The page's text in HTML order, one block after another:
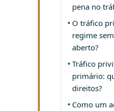
pena no
O tráfico
regime
aberto?
Tráfico
primário:
direitos?
Como um